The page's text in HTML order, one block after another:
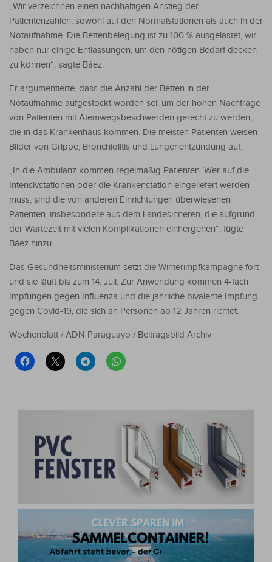
„Wir verzeichnen einen nachhaltigen Anstieg der
Patientenzahlen, sowohl auf den Normalstationen als auch in der
Notaufnahme. Die Bettenbelegung ist zu 100 % ausgelastet, wir
haben nur einige Entlassungen, um den nötigen Bedarf decken
zu können“, sagte Báez.
Er argumentierte, dass die Anzahl der Betten in der
Notaufnahme aufgestockt worden sei, um der hohen Nachfrage
von Patienten mit Atemwegsbeschwerden gerecht zu werden,
die in das Krankenhaus kommen. Die meisten Patienten weisen
Bilder von Grippe, Bronchiolitis und Lungenentzündung auf.
„In die Ambulanz kommen regelmäßig Patienten. Wer auf die
Intensivstationen oder die Krankenstation eingeliefert werden
muss, sind die von anderen Einrichtungen überwiesenen
Patienten, insbesondere aus dem Landesinneren, die aufgrund
der Wartezeit mit vielen Komplikationen einhergehen“, fügte
Báez hinzu.
Das Gesundheitsministerium setzt die Winterimpfkampagne fort
und sie läuft bis zum 14. Juli. Zur Anwendung kommen 4-fach
Impfungen gegen Influenza und die jährliche bivalente Impfung
gegen Covid-19, die sich an Personen ab 12 Jahren richtet.
Wochenblatt / ADN Paraguayo / Beitragsbild Archiv